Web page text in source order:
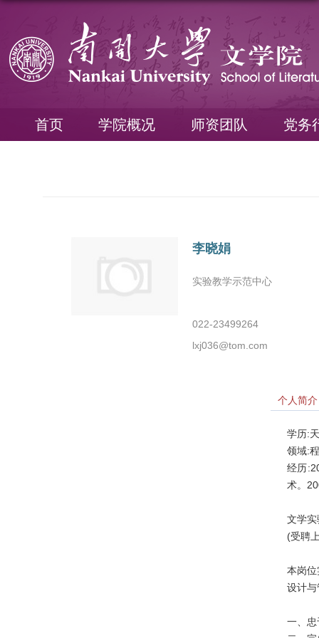
首页 学院概况 师资团队 党务
李晓娟
实验教学示范中心
022-23499264
lxj036@tom.com
个人简介
学历:
领域:
经历
术。
文学
(受聘
本岗
设计
一、